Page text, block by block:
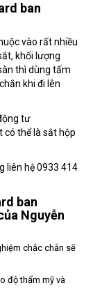
ban
vào rất nhiều
khối lượng
thì dùng tấm
khi đi lên
tư
có thể là sắt hộp
liên hệ 0933 414
ban
Nguyễn
chắc chắn sẽ
độ thẩm mỹ và